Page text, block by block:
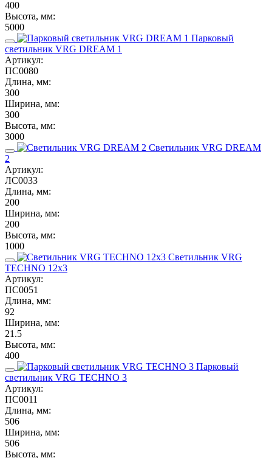
400
Высота, мм:
5000
Парковый
светильник VRG DREAM 1
Артикул:
ПС0080
Длина, мм:
300
Ширина, мм:
300
Высота, мм:
3000
Светильник VRG DREAM
2
Артикул:
ЛС0033
Длина, мм:
200
Ширина, мм:
200
Высота, мм:
1000
Светильник VRG
TECHNO 12x3
Артикул:
ПС0051
Длина, мм:
92
Ширина, мм:
21.5
Высота, мм:
400
Парковый
светильник VRG TECHNO 3
Артикул:
ПС0011
Длина, мм:
506
Ширина, мм:
506
Высота, мм: